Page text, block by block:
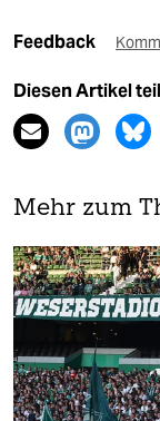
Feedback
Diesen Artikel
Mehr zum